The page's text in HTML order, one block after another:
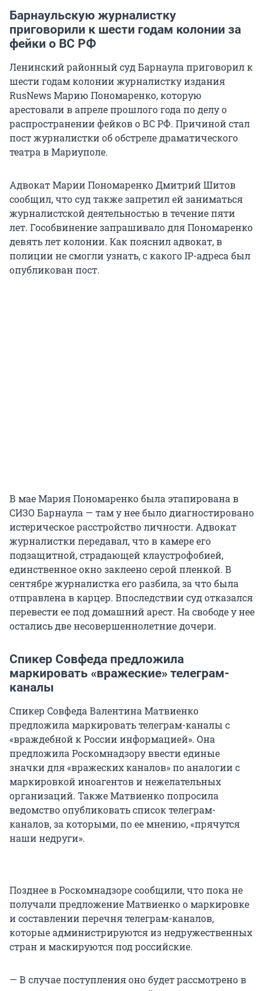
Барнаульскую журналистку
приговорили к шести годам колонии за
фейки о ВС РФ
Ленинский районный суд Барнаула приговорил к
шести годам колонии журналистку издания
RusNews Марию Пономаренко, которую
арестовали в апреле прошлого года по делу о
распространении фейков о ВС РФ. Причиной стал
пост журналистки об обстреле драматического
театра в Мариуполе.
Адвокат Марии Пономаренко Дмитрий Шитов
сообщил, что суд также запретил ей заниматься
журналистской деятельностью в течение пяти
лет. Гособвинение запрашивало для Пономаренко
девять лет колонии. Как пояснил адвокат, в
полиции не смогли узнать, с какого IP-адреса был
опубликован пост.
В мае Мария Пономаренко была этапирована в
СИЗО Барнаула — там у нее было диагностировано
истерическое расстройство личности. Адвокат
журналистки передавал, что в камере его
подзащитной, страдающей клаустрофобией,
единственное окно заклеено серой пленкой. В
сентябре журналистка его разбила, за что была
отправлена в карцер. Впоследствии суд отказался
перевести ее под домашний арест. На свободе у нее
остались две несовершеннолетние дочери.
Спикер Совфеда предложила
маркировать «вражеские» телеграм-
каналы
Спикер Совфеда Валентина Матвиенко
предложила маркировать телеграм-каналы с
«враждебной к России информацией». Она
предложила Роскомнадзору ввести единые
значки для «вражеских каналов» по аналогии с
маркировкой иноагентов и нежелательных
организаций. Также Матвиенко попросила
ведомство опубликовать список телеграм-
каналов, за которыми, по ее мнению, «прячутся
наши недруги».
Позднее в Роскомнадзоре сообщили, что пока не
получали предложение Матвиенко о маркировке
и составлении перечня телеграм-каналов,
которые администрируются из недружественных
стран и маскируются под российские.
— В случае поступления оно будет рассмотрено в